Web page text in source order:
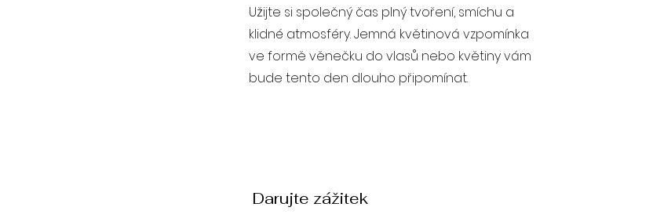
Užijte si společný čas plný tvoření, smíchu a
klidné atmosféry. Jemná květinová vzpomínka
ve formě věnečku do vlasů nebo květiny vám
bude tento den dlouho připomínat.
Darujte zážitek